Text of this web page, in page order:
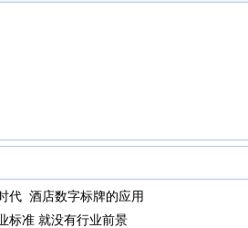
代 酒店数字标牌的应用
标准 就没有行业前景